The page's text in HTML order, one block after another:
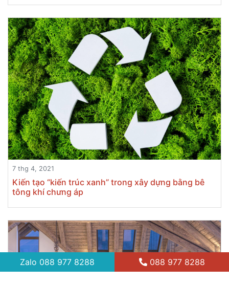
7 thg 4, 2021
Kiến tạo “kiến trúc xanh” trong xây dựng bằng bê
tông khí chưng áp
Zalo 088 977 8288 088 977 8288